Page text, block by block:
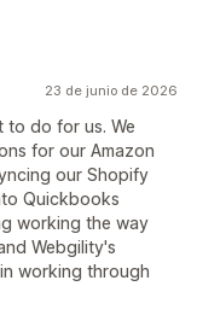
23 de junio de 2026
to do for us. We
for our Amazon
our Shopify
Quickbooks
working the way
Webgility's
working through